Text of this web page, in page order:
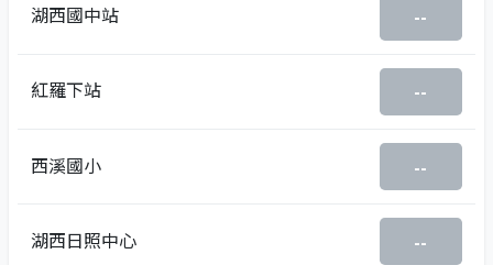
湖西國中站 --
紅羅下站 --
西溪國小 --
湖西日照中心 --